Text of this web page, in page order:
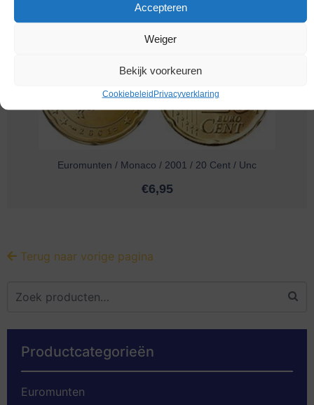
Accepteren
Weiger
Bekijk voorkeuren
CookiebeleidPrivacyverklaring
Euromunten / Monaco / 2001 / 20 Cent / Unc
€6,95
Terug naar vorige pagina
Productcategorieën
Euromunten